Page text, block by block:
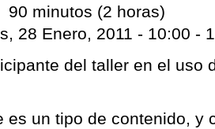
90 minutos (2 horas)
28 Enero, 2011 - 10:00 -
del taller en el uso
es un tipo de contenido, y